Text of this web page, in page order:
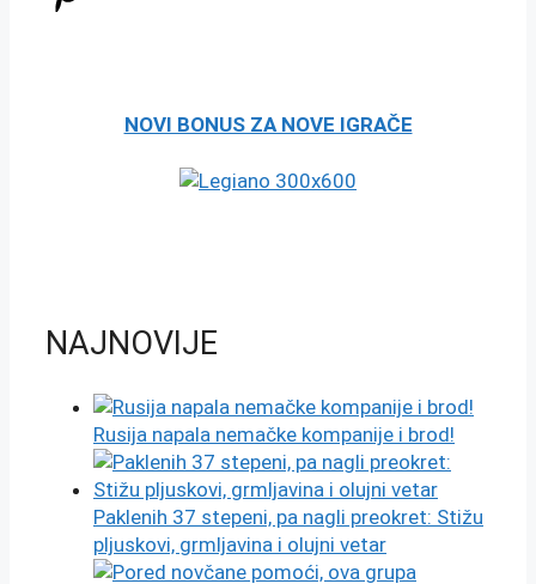
NOVI BONUS ZA NOVE IGRAČE
NAJNOVIJE
Rusija napala nemačke kompanije i brod!
Paklenih 37 stepeni, pa nagli preokret: Stižu
pljuskovi, grmljavina i olujni vetar